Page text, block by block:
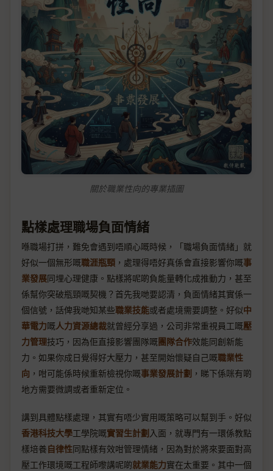
關於職業性向的專業插圖
點樣處理職場負面情緒
喺職場打拼，難免會遇到唔順心嘅時候，「職場負面情緒」就
好似一個無形嘅職涯瓶頸 ，處理得唔好真係會直接影響你嘅事
業發展同埋心理健康。點樣將呢啲負能量轉化成推動力，甚至
係幫你突破瓶頸嘅契機？首先我哋要認清，負面情緒其實係一
個信號，話俾我哋知某些職業技能或者處境需要調整。好似中
華電力嘅人力資源總裁就曾經分享過，公司非常重視員工嘅壓
力管理技巧，因為佢直接影響團隊嘅團隊合作效能同創新能
力。如果你成日覺得好大壓力，甚至開始懷疑自己嘅職業性
向 ，咁可能係時候重新檢視你嘅事業發展計劃 ，睇下係咪有啲
地方需要微調或者重新定位。
講到具體點樣處理，其實有唔少實用嘅策略可以幫到手。好似
香港科技大學工學院嘅實習生計劃入面，就專門有一環係教點
樣培養自律性同點樣有效咁管理情緒，因為對於將來要面對高
壓工作環境嘅工程師嚟講呢啲就業能力實在太重要。其中一個